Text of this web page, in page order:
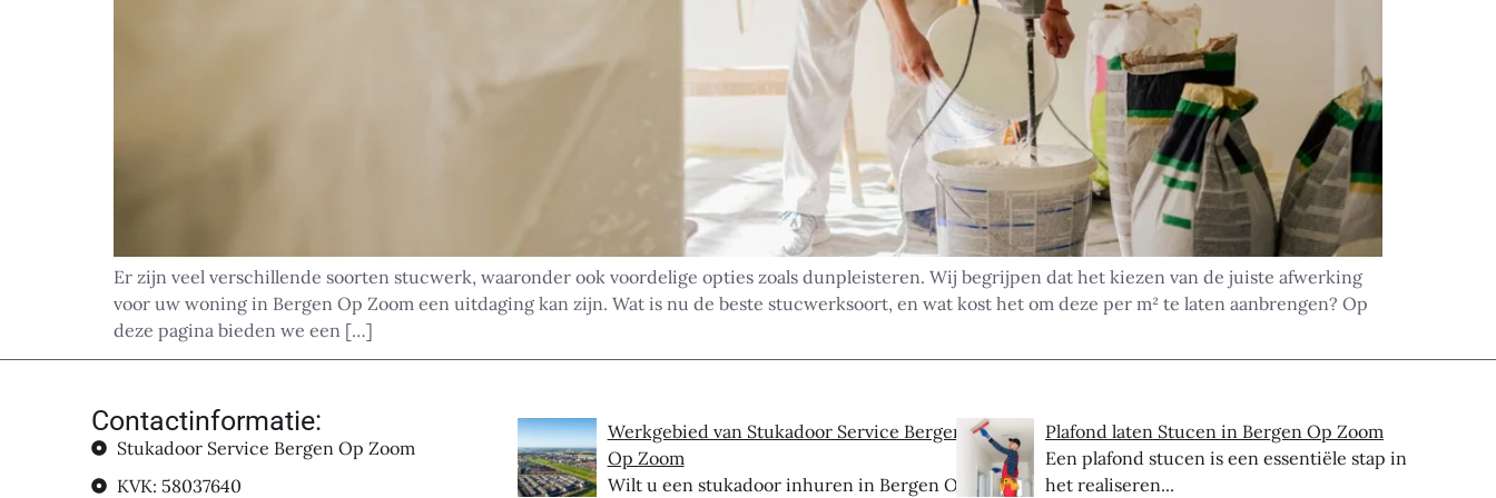
Er zijn veel verschillende soorten stucwerk, waaronder ook voordelige opties zoals dunpleisteren. Wij begrijpen dat het kiezen van de juiste afwerking
voor uw woning in Bergen Op Zoom een uitdaging kan zijn. Wat is nu de beste stucwerksoort, en wat kost het om deze per m² te laten aanbrengen? Op
deze pagina bieden we een […]
Contactinformatie:
Stukadoor Service Bergen Op Zoom
KVK: 58037640
Werkgebied van Stukadoor Service Bergen
Op Zoom
Wilt u een stukadoor inhuren in Bergen Op
Plafond laten Stucen in Bergen Op Zoom
Een plafond stucen is een essentiële stap in
het realiseren...